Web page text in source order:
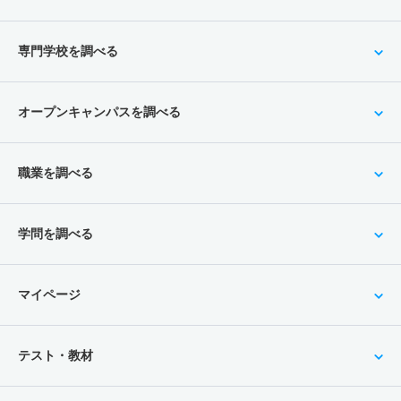
専門学校を調べる
オープンキャンパスを調べる
職業を調べる
学問を調べる
マイページ
テスト・教材